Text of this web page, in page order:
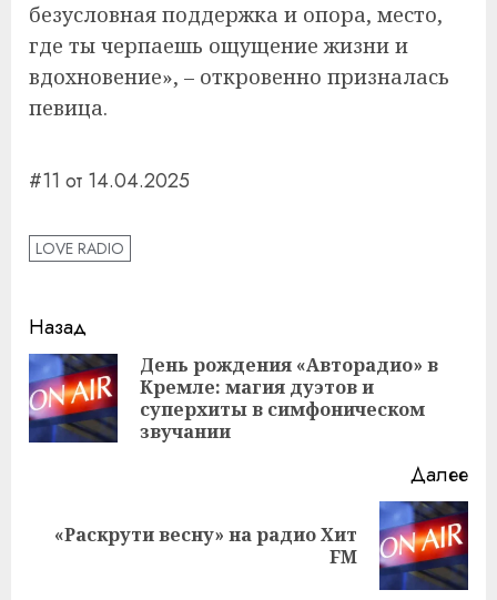
безусловная поддержка и опора, место,
где ты черпаешь ощущение жизни и
вдохновение», – откровенно призналась
певица.
#11 от 14.04.2025
LOVE RADIO
Навигация
записи
Назад
День рождения «Авторадио» в
Кремле: магия дуэтов и
суперхиты в симфоническом
звучании
Далее
Следующая
«Раскрути весну» на радио Хит
FM